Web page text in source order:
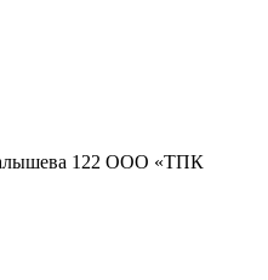
122 ООО «ТПК